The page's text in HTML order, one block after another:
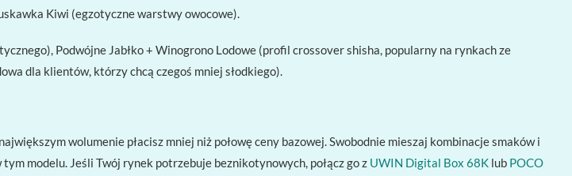
Kiwi (egzotyczne warstwy owocowe).
Podwójne Jabłko + Winogrono Lodowe (profil crossover shisha, popularny na rynkach ze
dla klientów, którzy chcą czegoś mniej słodkiego).
wolumenie płacisz mniej niż połowę ceny bazowej. Swobodnie mieszaj kombinacje smaków i
modelu. Jeśli Twój rynek potrzebuje beznikotynowych, połącz go z UWIN Digital Box 68K lub POCO